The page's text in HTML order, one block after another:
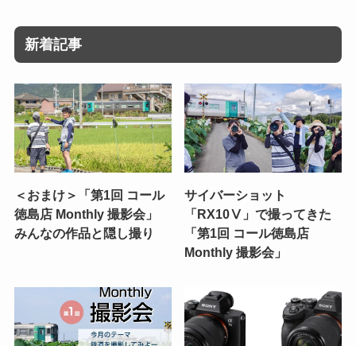
新着記事
＜おまけ＞「第1回 コール
徳島店 Monthly 撮影会」
みんなの作品と隠し撮り
サイバーショット
「RX10Ⅴ」で撮ってきた
「第1回 コール徳島店
Monthly 撮影会」